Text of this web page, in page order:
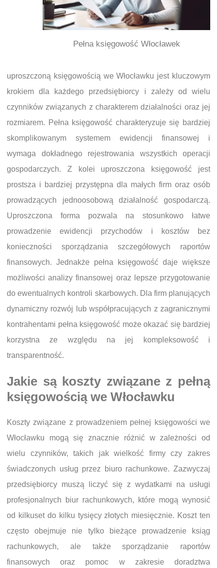
Pełna księgowość Włocławek
uproszczoną księgowością we Włocławku jest kluczowym
krokiem dla każdego przedsiębiorcy i zależy od wielu
czynników związanych z charakterem działalności oraz jej
rozmiarem. Pełna księgowość charakteryzuje się bardziej
skomplikowanym systemem ewidencji finansowej i
wymaga dokładnego rejestrowania wszystkich operacji
gospodarczych. Z kolei uproszczona księgowość jest
prostsza i bardziej przystępna dla małych firm oraz osób
prowadzących jednoosobową działalność gospodarczą.
Uproszczona forma pozwala na stosunkowo łatwe
prowadzenie ewidencji przychodów i kosztów bez
konieczności sporządzania szczegółowych raportów
finansowych. Jednakże pełna księgowość daje większe
możliwości analizy finansowej oraz lepsze przygotowanie
do ewentualnych kontroli skarbowych. Dla firm planujących
dynamiczny rozwój lub współpracujących z zagranicznymi
kontrahentami pełna księgowość może okazać się bardziej
korzystna ze względu na jej kompleksowość i
transparentność.
Jakie są koszty związane z pełną
księgowością we Włocławku
Koszty związane z prowadzeniem pełnej księgowości we
Włocławku mogą się znacznie różnić w zależności od
wielu czynników, takich jak wielkość firmy czy zakres
świadczonych usług przez biuro rachunkowe. Zazwyczaj
przedsiębiorcy muszą liczyć się z wydatkami na usługi
profesjonalnych biur rachunkowych, które mogą wynosić
od kilkuset do kilku tysięcy złotych miesięcznie. Koszt ten
często obejmuje nie tylko bieżące prowadzenie ksiąg
rachunkowych, ale także sporządzanie raportów
finansowych oraz pomoc w zakresie doradztwa